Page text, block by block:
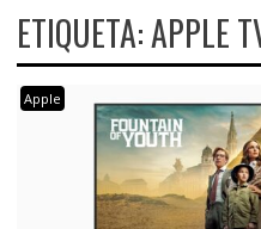
ETIQUETA:APPLE
Apple